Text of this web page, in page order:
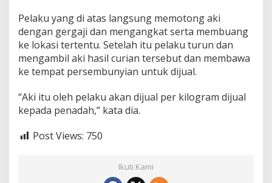
Pelaku yang di atas langsung memotong aki
dengan gergaji dan mengangkat serta membuang
ke lokasi tertentu. Setelah itu pelaku turun dan
mengambil aki hasil curian tersebut dan membawa
ke tempat persembunyian untuk dijual.
“Aki itu oleh pelaku akan dijual per kilogram dijual
kepada penadah,” kata dia.
Post Views: 750
Ikuti Kami